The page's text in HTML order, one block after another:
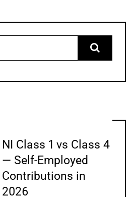
NI Class 1 vs Class 4
— Self-Employed
Contributions in
2026